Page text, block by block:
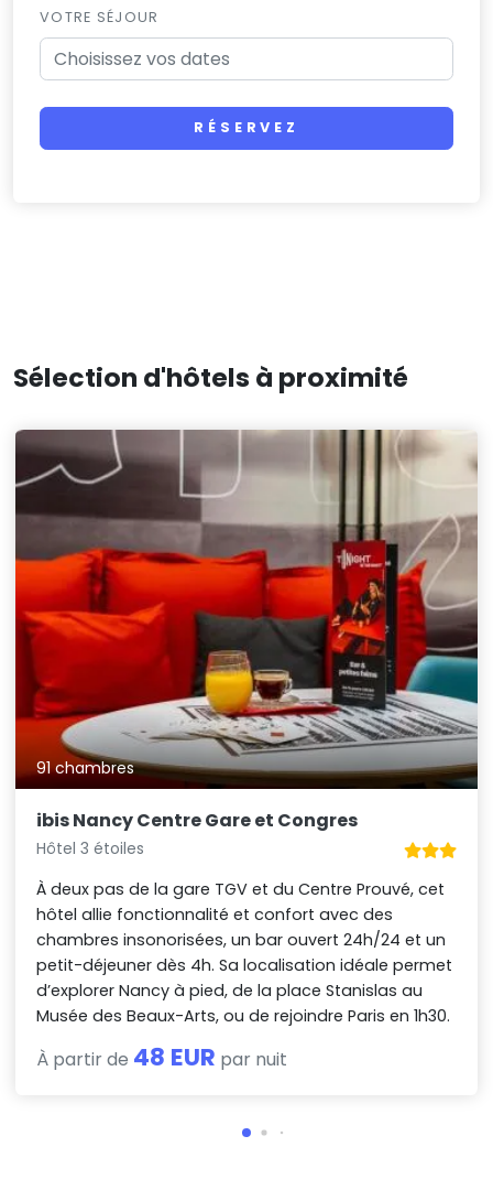
VOTRE SÉJOUR
RÉSERVEZ
Sélection d'hôtels à proximité
91 chambres
ibis Nancy Centre Gare et Congres
Hôtel 3 étoiles
À deux pas de la gare TGV et du Centre Prouvé, cet
hôtel allie fonctionnalité et confort avec des
chambres insonorisées, un bar ouvert 24h/24 et un
petit-déjeuner dès 4h. Sa localisation idéale permet
d’explorer Nancy à pied, de la place Stanislas au
Musée des Beaux-Arts, ou de rejoindre Paris en 1h30.
À partir de 48 EUR par nuit